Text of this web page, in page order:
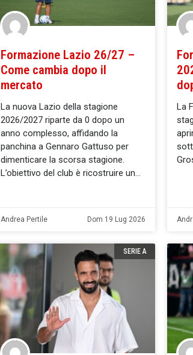
Formazione Lazio 26/27 –
Come cambia dopo il
mercato
La nuova Lazio della stagione
2026/2027 riparte da 0 dopo un
anno complesso, affidando la
panchina a Gennaro Gattuso per
dimenticare la scorsa stagione.
L’obiettivo del club è ricostruire un
Andrea Pertile Dom 19 Lug 2026
La
SERIE A